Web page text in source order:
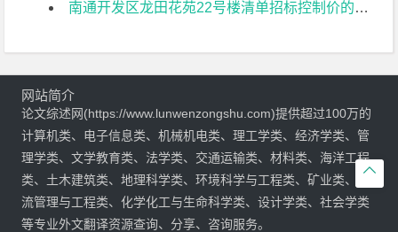
南通开发区龙田花苑22号楼清单招标控制价的编制文献综述

网站简介
论文综述网(https://www.lunwenzongshu.com)提供超过100万的
计算机类、电子信息类、机械机电类、理工学类、经济学类、管
理学类、文学教育类、法学类、交通运输类、材料类、海洋工程
类、土木建筑类、地理科学类、环境科学与工程类、矿业类、物
流管理与工程类、化学化工与生命科学类、设计学类、社会学类
等专业外文翻译资源查询、分享、咨询服务。